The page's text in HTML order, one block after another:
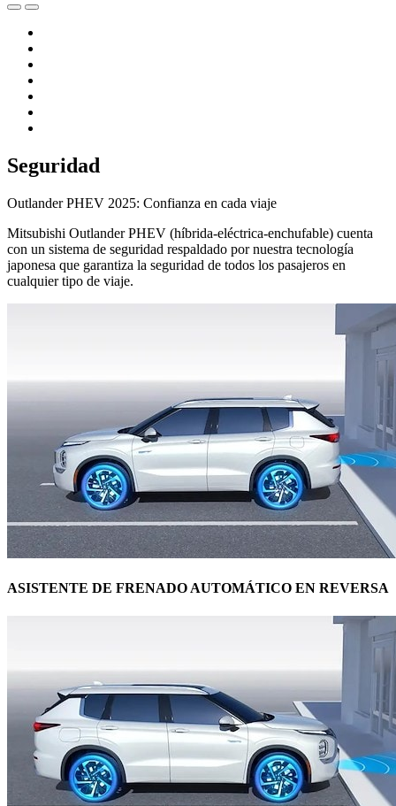
Seguridad
Outlander PHEV 2025: Confianza en cada viaje
Mitsubishi Outlander PHEV (híbrida-eléctrica-enchufable) cuenta
con un sistema de seguridad respaldado por nuestra tecnología
japonesa que garantiza la seguridad de todos los pasajeros en
cualquier tipo de viaje.
ASISTENTE DE FRENADO AUTOMÁTICO EN REVERSA